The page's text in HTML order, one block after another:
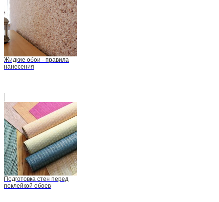
Жидкие обои - правила
нанесения
Подготовка стен перед
поклейкой обоев